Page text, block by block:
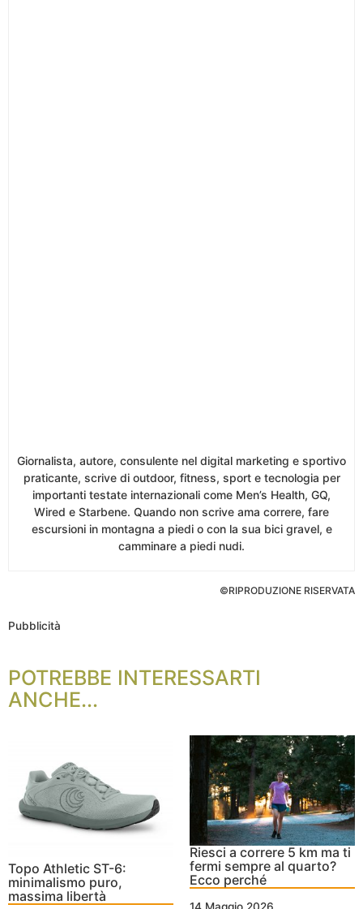
Giornalista, autore, consulente nel digital marketing e sportivo
praticante, scrive di outdoor, fitness, sport e tecnologia per
importanti testate internazionali come Men’s Health, GQ,
Wired e Starbene. Quando non scrive ama correre, fare
escursioni in montagna a piedi o con la sua bici gravel, e
camminare a piedi nudi.
©RIPRODUZIONE RISERVATA
Pubblicità
POTREBBE INTERESSARTI
ANCHE...
Topo Athletic ST-6:
minimalismo puro,
massima libertà
Riesci a correre 5 km ma ti
fermi sempre al quarto?
Ecco perché